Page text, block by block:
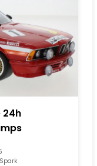
24h
Spark